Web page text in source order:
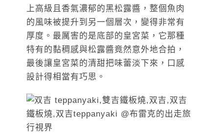
上高級且香氣濃郁的黑松露醬，整個魚肉
的風味被提升到另一個層次，變得非常有
厚度。最厲害的是底部的皇宮菜，它那種
特有的黏稠感與松露醬竟然意外地合拍，
最後讓皇宮菜的清甜把味蕾淡下來，口感
設計得相當有巧思。